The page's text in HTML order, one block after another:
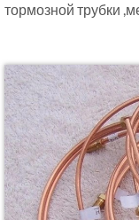
тормозной трубки